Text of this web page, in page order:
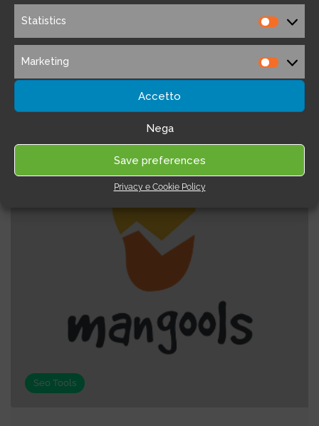
Statistics
Marketing
Accetto
Nega
Save preferences
Privacy e Cookie Policy
tutto il mondo. Offre una vasta gamma di
Seo Tools